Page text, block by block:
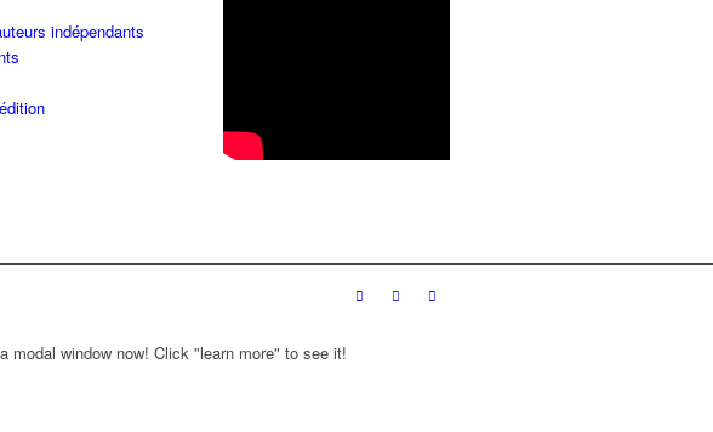
indépendants
window now! Click "learn more" to see it!